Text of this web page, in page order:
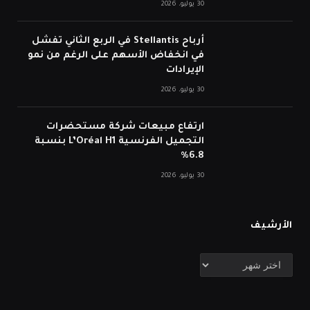
30 يوليو، 2026
أرباح Stellantis في الربع الثاني تفشل
في انخفاض الأسهم على الرغم من نمو
الإيرادات
30 يوليو، 2026
ارتفاع مبيعات شركة مستحضرات
التجميل الفرنسية L’Oréal H1 بنسبة
6.8%
30 يوليو، 2026
الأرشيف
الأرشيف